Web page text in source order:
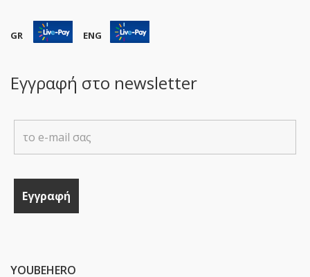
GR ENG
Εγγραφή στο newsletter
YOUBEHERO